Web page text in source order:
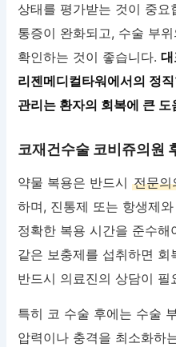
상태를 평가받는 것이 중
통증이 완화되고, 수술 부
확인하는 것이 좋습니다.
리젠메디컬타워에서의 정
관리는 환자의 회복에 큰 도
코재건수술 코비쥬의원
약물 복용은 반드시전문
하며, 진통제 또는 항생제
정확한 복용 시간을 준수
같은 보충제를 섭취하면
반드시 의료진의 상담이 필
특히 코 수술 후에는 수술
압력이나 충격을 최소화하